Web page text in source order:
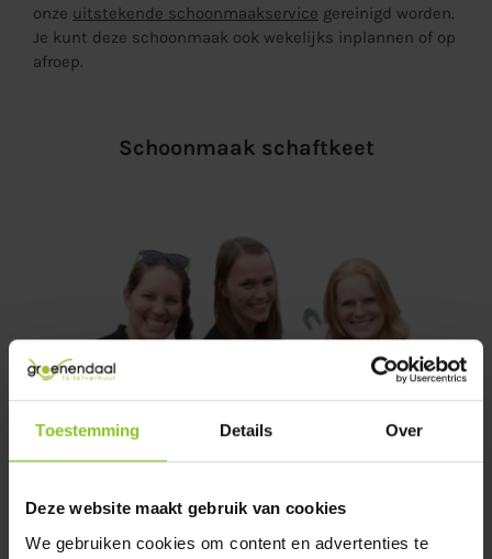
Toestemming Details Over
Deze website maakt gebruik van cookies
We gebruiken cookies om content en advertenties te
onze uitstekende schoonmaakservice gereinigd worden.
Je kunt deze schoonmaak ook wekelijks inplannen of op
afroep.
Schoonmaak schaftkeet
VERDER LEZEN